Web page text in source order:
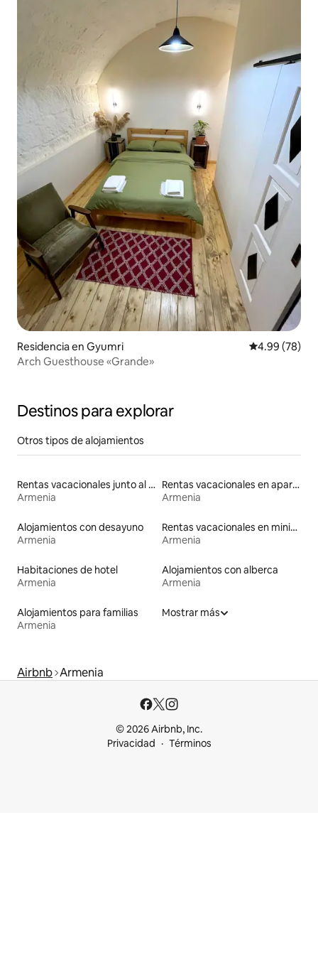
Residencia en Gyumri Calificación
4.99 (78)
Arch Guesthouse «Grande»
Destinos para explorar
Otros tipos de alojamientos
Rentas vacacionales junto al agua
Armenia
Rentas vacacionales en apartoteles
Armenia
Alojamientos con desayuno
Armenia
Rentas vacacionales en minicasas
Armenia
Habitaciones de hotel
Armenia
Alojamientos con alberca
Armenia
Alojamientos para familias
Armenia
Mostrar más
Airbnb Armenia
© 2026 Airbnb, Inc.
Privacidad
Términos